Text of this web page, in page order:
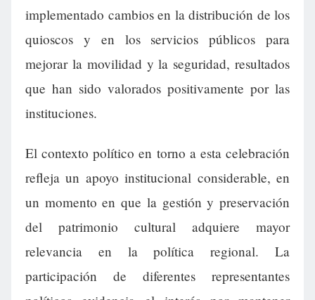
implementado cambios en la distribución de los
quioscos y en los servicios públicos para
mejorar la movilidad y la seguridad, resultados
que han sido valorados positivamente por las
instituciones.
El contexto político en torno a esta celebración
refleja un apoyo institucional considerable, en
un momento en que la gestión y preservación
del patrimonio cultural adquiere mayor
relevancia en la política regional. La
participación de diferentes representantes